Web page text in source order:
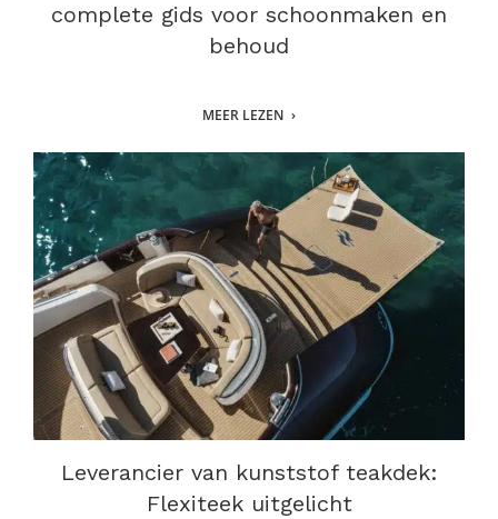
complete gids voor schoonmaken en
behoud
MEER LEZEN
Leverancier van kunststof teakdek:
Flexiteek uitgelicht